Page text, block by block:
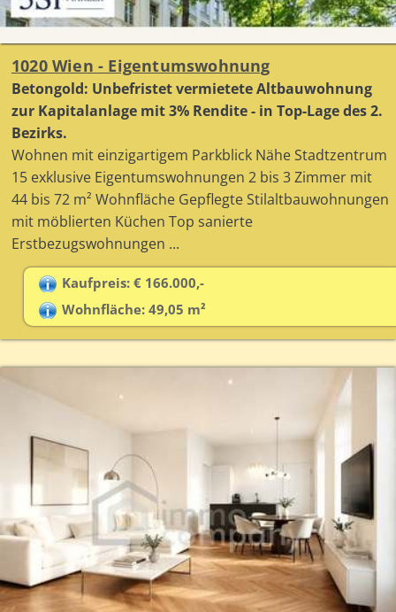
1020 Wien - Eigentumswohnung
Betongold: Unbefristet vermietete Altbauwohnung
zur Kapitalanlage mit 3% Rendite - in Top-Lage des 2.
Bezirks.
Wohnen mit einzigartigem Parkblick Nähe Stadtzentrum
15 exklusive Eigentumswohnungen 2 bis 3 Zimmer mit
44 bis 72 m² Wohnfläche Gepflegte Stilaltbauwohnungen
mit möblierten Küchen Top sanierte
Erstbezugswohnungen ...
Kaufpreis: € 166.000,-
Wohnfläche: 49,05 m²